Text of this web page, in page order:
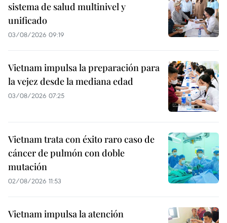
sistema de salud multinivel y
unificado
03/08/2026 09:19
Vietnam impulsa la preparación para
la vejez desde la mediana edad
03/08/2026 07:25
Vietnam trata con éxito raro caso de
cáncer de pulmón con doble
mutación
02/08/2026 11:53
Vietnam impulsa la atención